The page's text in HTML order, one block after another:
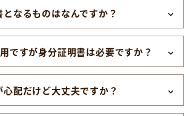
なるものはなんですか？
ですが身分証明書は必要ですか？
配だけど大丈夫ですか？